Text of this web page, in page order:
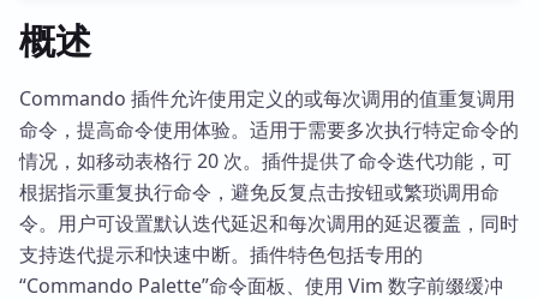
概述
Commando 插件允许使用定义的或每次调用的值重复调用
命令，提高命令使用体验。适用于需要多次执行特定命令的
情况，如移动表格行 20 次。插件提供了命令迭代功能，可
根据指示重复执行命令，避免反复点击按钮或繁琐调用命
令。用户可设置默认迭代延迟和每次调用的延迟覆盖，同时
支持迭代提示和快速中断。插件特色包括专用的
“Commando Palette”命令面板、使用 Vim 数字前缀缓冲